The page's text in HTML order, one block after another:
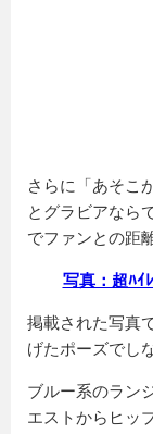
さらに「あそこ
とグラビアなら
でファンとの距
写真：超ﾊｲ
掲載された写真
げたポーズでし
ブルー系のラン
エストからヒッ